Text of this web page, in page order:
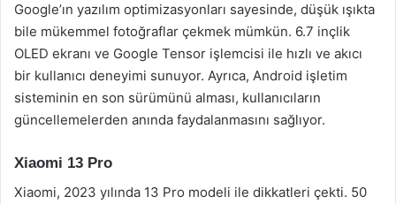
Google’ın yazılım optimizasyonları sayesinde, düşük ışıkta
bile mükemmel fotoğraflar çekmek mümkün. 6.7 inçlik
OLED ekranı ve Google Tensor işlemcisi ile hızlı ve akıcı
bir kullanıcı deneyimi sunuyor. Ayrıca, Android işletim
sisteminin en son sürümünü alması, kullanıcıların
güncellemelerden anında faydalanmasını sağlıyor.
Xiaomi 13 Pro
Xiaomi, 2023 yılında 13 Pro modeli ile dikkatleri çekti. 50